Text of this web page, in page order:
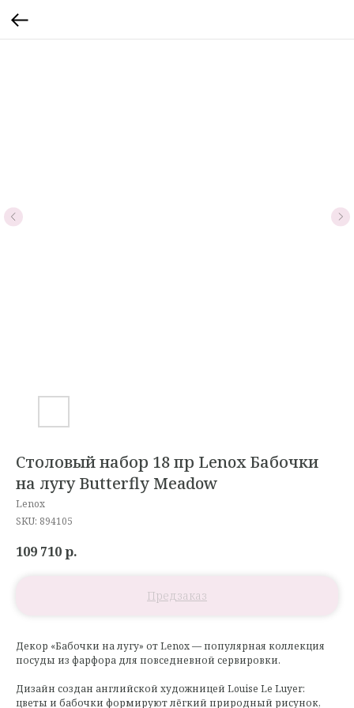
Столовый набор 18 пр Lenox Бабочки
на лугу Butterfly Meadow
Lenox
SKU: 894105
109 710р.
Декор «Бабочки на лугу» от Lenox — популярная коллекция
посуды из фарфора для повседневной сервировки.
Дизайн создан английской художницей Louise Le Luyer:
цветы и бабочки формируют лёгкий природный рисунок,